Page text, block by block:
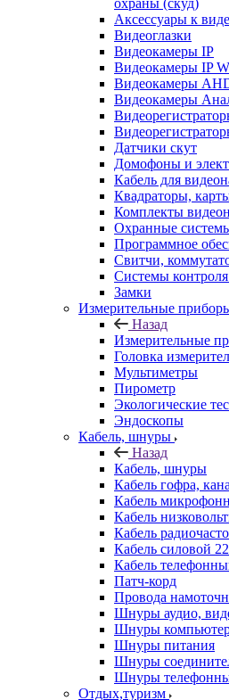
охраны (скуд)
Аксессуары к
Видеоглазки
Видеокамеры IP
Видеокамеры IP
Видеокамеры
Видеокамеры
Датчики скут
Домофоны и
Кабель для
Квадраторы,
Комплекты
Охранные
Программное
Свитчи,
Системы контроля
Замки
Измерительные
Назад
Измерительные
Головка
Мультиметры
Пирометр
Экологические
Эндоскопы
Кабель, шнуры
Назад
Кабель, шнуры
Кабель гофра,
Кабель
Кабель
Кабель
Кабель силовой
Кабель
Патч-корд
Провода
Шнуры аудио,
Шнуры
Шнуры питания
Шнуры
Шнуры
Отдых,туризм